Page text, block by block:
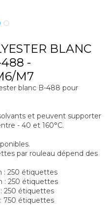
BLANC
-
M7
blanc B-488 pour
et peuvent supporter
- 40 et 160°C.
par rouleau dépend des
: 250 étiquettes
: 250 étiquettes
250 étiquettes
750 étiquettes